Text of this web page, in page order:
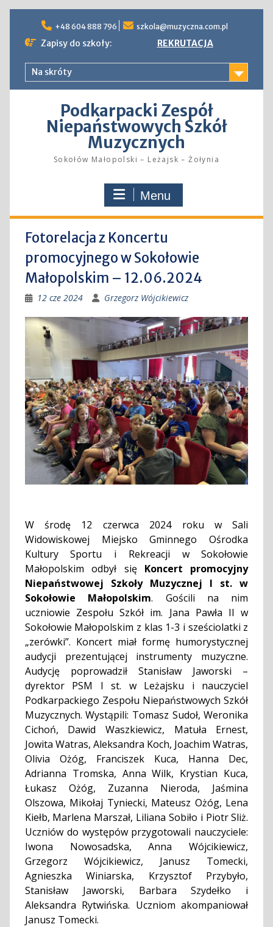
content
+48 604 888 796 szkola@muzyczna.com.pl
Zapisy do szkoły: REKRUTACJA
Na skróty
Podkarpacki Zespół
Niepaństwowych Szkół
Muzycznych
Sokołów Małopolski – Leżajsk – Żołynia
Menu
Fotorelacja z Koncertu
promocyjnego w Sokołowie
Małopolskim – 12.06.2024
12 cze 2024 Grzegorz Wójcikiewicz
W środę 12 czerwca 2024 roku w Sali
Widowiskowej Miejsko Gminnego Ośrodka
Kultury Sportu i Rekreacji w Sokołowie
Małopolskim odbył się Koncert promocyjny
Niepaństwowej Szkoły Muzycznej I st. w
Sokołowie Małopolskim. Gościli na nim
uczniowie Zespołu Szkół im. Jana Pawła II w
Sokołowie Małopolskim z klas 1-3 i sześciolatki z
„zerówki”. Koncert miał formę humorystycznej
audycji prezentującej instrumenty muzyczne.
Audycję poprowadził Stanisław Jaworski –
dyrektor PSM I st. w Leżajsku i nauczyciel
Podkarpackiego Zespołu Niepaństwowych Szkół
Muzycznych. Wystąpili: Tomasz Sudoł, Weronika
Cichoń, Dawid Waszkiewicz, Matuła Ernest,
Jowita Watras, Aleksandra Koch, Joachim Watras,
Olivia Ożóg, Franciszek Kuca, Hanna Dec,
Adrianna Tromska, Anna Wilk, Krystian Kuca,
Łukasz Ożóg, Zuzanna Nieroda, Jaśmina
Olszowa, Mikołaj Tyniecki, Mateusz Ożóg, Lena
Kiełb, Marlena Marszał, Liliana Sobiło i Piotr Sliż.
Uczniów do występów przygotowali nauczyciele:
Iwona Nowosadska, Anna Wójcikiewicz,
Grzegorz Wójcikiewicz, Janusz Tomecki,
Agnieszka Winiarska, Krzysztof Przybyło,
Stanisław Jaworski, Barbara Szydełko i
Aleksandra Rytwińska. Uczniom akompaniował
Janusz Tomecki.